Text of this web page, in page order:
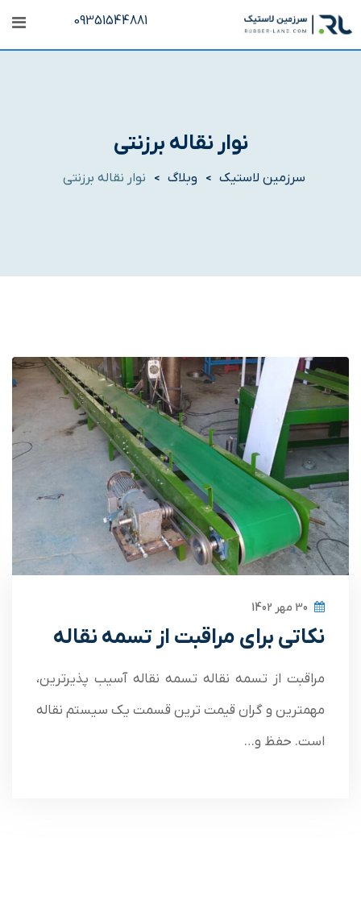
به
محتوا
09351544881
نوار نقاله برزنتی
سرزمین لاستیک > وبلاگ > نوار نقاله برزنتی
نکاتی برای مراقبت از تسمه نقاله
مراقبت از تسمه نقاله تسمه نقاله آسیب پذیرترین،
مهمترین و گران قیمت ترین قسمت یک سیستم نقاله
است. حفظ و…